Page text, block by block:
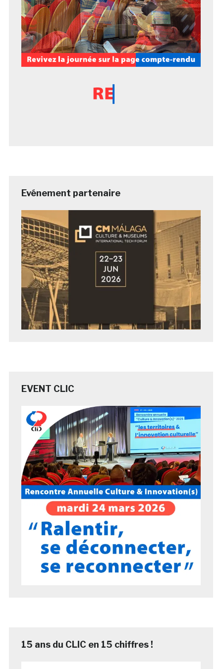
Evénement partenaire
EVENT CLIC
15 ans du CLIC en 15 chiffres !